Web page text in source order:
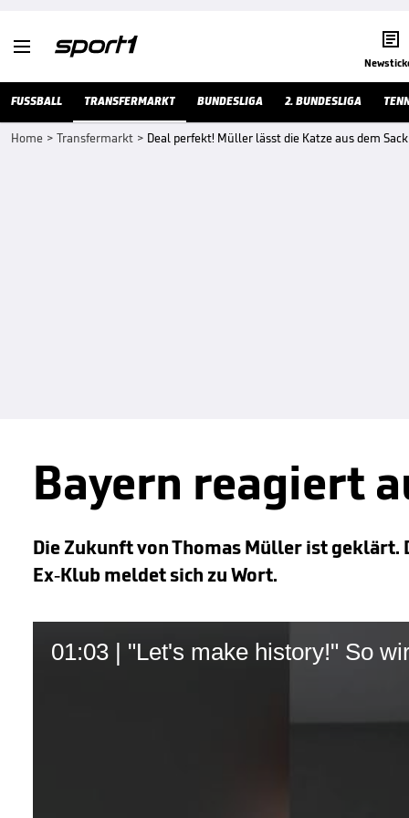
 
FUSSBALL TRANSFERMARKT BUNDESLIGA 2. BUNDESLIGA
Home > Transfermarkt > Deal perfekt! Müller lässt die Katze aus dem
Bayern reagiert
Die Zukunft von Thomas Müller ist geklärt.
Ex-Klub meldet sich zu Wort.
01:03 | "Let's make history!" So